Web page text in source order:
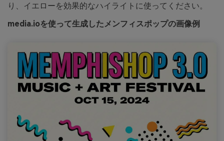
り、イエローを効果的なハイライトに使ってください。
media.ioを使って生成したメンフィスポップの画像例